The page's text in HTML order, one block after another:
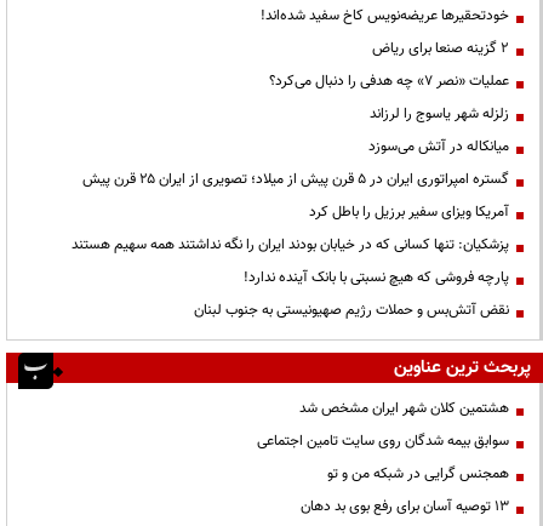
خودتحقیرها عریضه‌نویس کاخ سفید شده‌اند!
۲ گزینه صنعا برای ریاض
عملیات «نصر ۷» چه هدفی را دنبال می‌کرد؟
زلزله شهر یاسوج را لرزاند
میانکاله در آتش می‌سوزد
گستره امپراتوری ایران در ۵ قرن پیش از میلاد؛ تصویری از ایران ۲۵ قرن پیش
آمریکا ویزای سفیر برزیل را باطل کرد
پزشکیان: تنها کسانی که در خیابان بودند ایران را نگه نداشتند همه سهیم هستند
پارچه فروشی که هیچ نسبتی با بانک آینده ندارد!
نقض آتش‌بس و حملات رژیم صهیونیستی به جنوب لبنان
پربحث ترین عناوین
هشتمین کلان شهر ایران مشخص شد
سوابق بیمه شدگان روی سایت تامین اجتماعی
همجنس گرایی در شبکه من و تو
13 توصیه آسان برای رفع بوی بد دهان